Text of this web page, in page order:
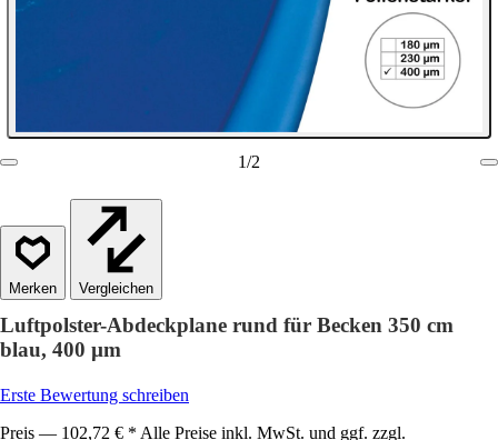
1/2
Vergleichen
Luftpolster-Abdeckplane rund für Becken 350 cm
blau, 400 µm
Erste Bewertung schreiben
Preis — 102,72 € * Alle Preise inkl. MwSt. und ggf. zzgl.